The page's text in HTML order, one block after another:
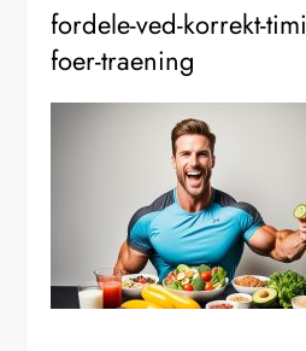
fordele-ved-korrekt-
foer-traening